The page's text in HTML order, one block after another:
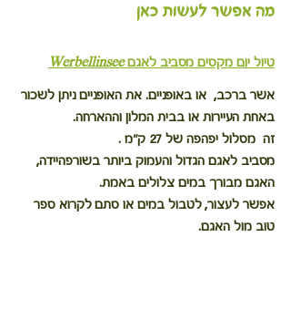
מה אפשר לעשות כאן
טיול יום מקסים מסביב לאגם Werbellinsee
אשר ברכב,  או באופניים. את האופניים ניתן לשכור
באחת העיירות או בבית המלון וההארחה.
זה  מסלול יפהפה של 27 ק"מ .
מסביב לאגם הגדול והעמוק ביותר בשורפהיידה,
האגם מבורך במים צלולים באמת.
אפשר לעצור, לטבול במים או סתם לקרוא ספר
טוב מול האגם.